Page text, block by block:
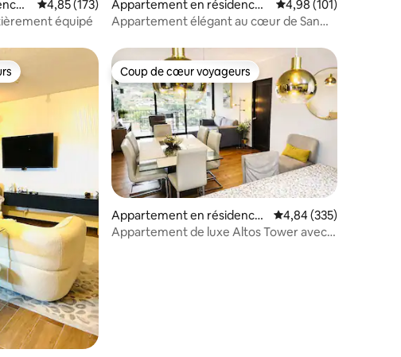
⋅
Évaluation moyenne sur la base de 173 commentaires : 4,85 sur 5
4,85 (173)
équipé
Appartement en résidence ⋅
San Salvador
Évaluation moyenne
4,98 (101)
Appartement élégant au cœur de San
commentaires : 4,94 sur 5
Coup de cœur voyageurs
Coup de cœur voyageurs
Appartement en résidence
⋅ San Salvador
Évaluation moyenne
4,84 (335)
Appartement de luxe Altos Tower avec